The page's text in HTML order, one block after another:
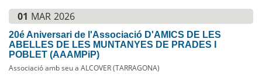
01 MAR 2026
20é Aniversari de l'Associació D'AMICS DE LES
ABELLES DE LES MUNTANYES DE PRADES I
POBLET (AAAMPiP)
Associació amb seu a ALCOVER (TARRAGONA)